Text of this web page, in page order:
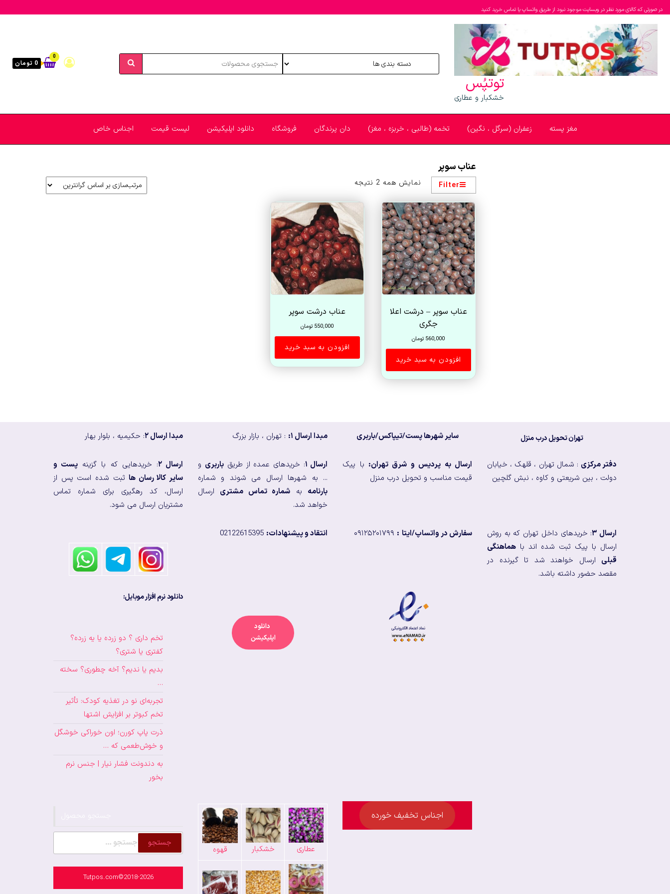
در صورتی که کالای مورد نظر در وبسایت موجود نبود از طریق واتساپ یا تماس خرید کنید
توتپُس
خشکبار و عطاری
0
0 تومان
مغز پسته زعفران (سرگل ، نگین) تخمه (طالبی ، خربزه ، مغز) دان پرندگان فروشگاه دانلود اپلیکیشن لیست قیمت اجناس خاص
عناب سوپر
Filter نمایش همه 2 نتیجه
اساس
قیمت:
زیاد
به
کم
عناب سوپر – درشت اعلا
جگری
560,000 تومان
افزودن به سبد خرید
عناب درشت سوپر
550,000 تومان
افزودن به سبد خرید
تهران تحویل درب منزل سایر شهرها پست/تیپاکس/باربری مبدا ارسال ۱: : تهران ، بازار بزرگ مبدا ارسال ۲ : حکیمیه ، بلوار بهار
دفتر مرکزی : شمال تهران ، قلهک ، خیابان
دولت ، بین شریعتی و کاوه ، نبش گلچین
ارسال به پردیس و شرق تهران: با پیک
قیمت مناسب و تحویل درب منزل
ارسال ۱ : خریدهای عمده از طریقباربری و
... به شهرها ارسال می شوند و شماره
بارنامه به شماره تماس مشتری ارسال
خواهد شد.
ارسال ۲ : خریدهایی که با گزینه پست و
سایر کالا رسان هاثبت شده است پس از
ارسال، کد رهگیری برای شماره تماس
مشتریان ارسال می شود.
ارسال ۳
: خریدهای داخل تهران که به روش
ارسال با پیک ثبت شده اند با هماهنگی
قبلی ارسال خواهند شد تا گیرنده در
مقصد حضور داشته باشد.
سفارش در واتساپ/ایتا : انتقاد و پیشنهادات:
دانلود نرم افزار موبایل:
دانلود
اپلیکیشن
تخم داری ؟ دو زرده یا یه زرده؟
کفتری یا شتری؟
بدیم یا ندیم؟ آخه چطوری؟ سخته
…
تجربه‌ای نو در تغذیه کودک: تأثیر
تخم کبوتر بر افزایش اشتها
ذرت پاپ کورن؛ اون خوراکی خوشگل
و خوش‌طعمی که …
به دندونت فشار نیار | جنس نرم
بخور
اجناس تخفیف خورده
عطاری خشکبار قهوه
جستجو
برای:
Tutpos.com©2018-2026